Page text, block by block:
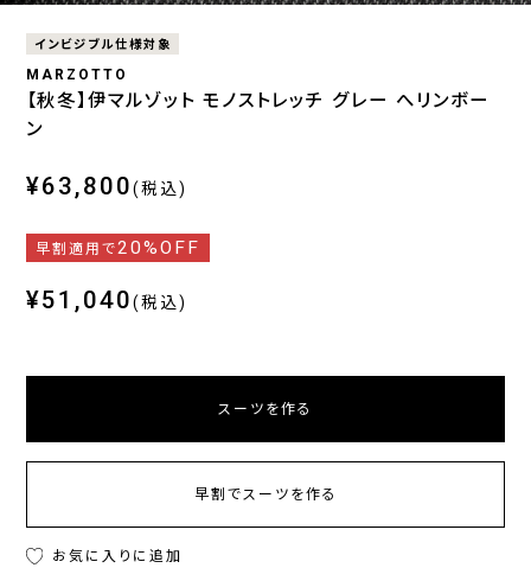
インビジブル仕様対象
MARZOTTO
【秋冬】伊マルゾット モノストレッチ グレー へリンボー
ン
¥63,800(税込)
早割適用で20%OFF
¥51,040(税込)
スーツを作る
早割でスーツを作る
お気に入りに追加